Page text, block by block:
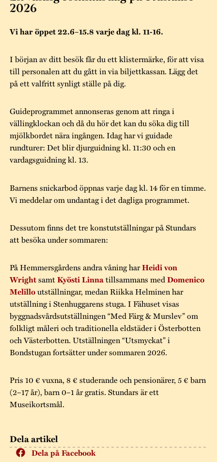
Trygghet
Hållbar utveckling
Kontakta oss
Kalas på Stundars
Stundars teater
Hantverk
Projekt
Stugornas Stundars
Museisamlingarna
Årsberättelser
Stundars
registerbeskrivning
Dela artikel
Dela på Facebook
2026
Vi har öppet 22.6–15.8 varje dag kl. 11-16.
I början av ditt besök får du ett klistermärke, för att visa
till personalen att du gått in via biljettkassan. Lägg det
på ett valfritt synligt ställe på dig.
Guideprogrammet annonseras genom att ringa i
vällingklockan och då du hör det kan du söka dig till
mjölkbordet nära ingången. Idag har vi guidade
rundturer: Det blir djurguidning kl. 11:30 och en
vardagsguidning kl. 13.
Barnens snickarbod öppnas varje dag kl. 14 för en timme.
Vi meddelar om undantag i det dagliga programmet.
Dessutom finns det tre konstutställningar på Stundars
att besöka under sommaren:
På Hemmersgårdens andra våning harHeidi von
WrightsamtKyösti Linnatillsammans medDomenico
Melilloutställningar, medan Riikka Helminen har
utställning i Stenhuggarens stuga. I Fähuset visas
byggnadsvårdsutställningen “Med Färg & Murslev” om
folkligt måleri och traditionella eldstäder i Österbotten
och Västerbotten. Utställningen “Utsmyckat” i
Bondstugan fortsätter under sommaren 2026.
Pris 10 € vuxna, 8 € studerande och pensionärer, 5 € barn
(2–17 år), barn 0–1 år gratis. Stundars är ett
Museikortsmål.